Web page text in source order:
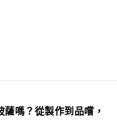
嗎？從製作到品嚐，